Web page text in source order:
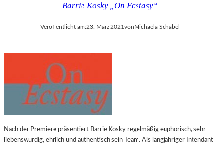
Barrie Kosky „On Ecstasy“
Veröffentlicht am:23. März 2021vonMichaela Schabel
Nach der Premiere präsentiert Barrie Kosky regelmäßig euphorisch, sehr
liebenswürdig, ehrlich und authentisch sein Team. Als langjähriger Intendant